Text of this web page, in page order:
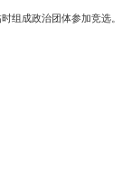
组成政治团体参加竞选。